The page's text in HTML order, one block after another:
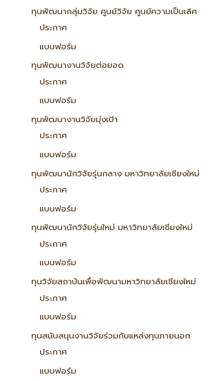
ทุนพัฒนากลุ่มวิจัย ศูนย์วิจัย ศูนย์ความเป็นเลิศ
ประกาศ
แบบฟอร์ม
ทุนพัฒนางานวิจัยต่อยอด
ประกาศ
แบบฟอร์ม
ทุนพัฒนางานวิจัยมุ่งเป้า
ประกาศ
แบบฟอร์ม
ทุนพัฒนานักวิจัยรุ่นกลาง มหาวิทยาลัยเชียงใหม่
ประกาศ
แบบฟอร์ม
ทุนพัฒนานักวิจัยรุ่นใหม่ มหาวิทยาลัยเชียงใหม่
ประกาศ
แบบฟอร์ม
ทุนวิจัยสถาบันเพื่อพัฒนามหาวิทยาลัยเชียงใหม่
ประกาศ
แบบฟอร์ม
ทุนสนับสนุนงานวิจัยร่วมกับแหล่งทุนภายนอก
ประกาศ
แบบฟอร์ม